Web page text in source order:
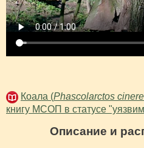
Коала (Phascolarctos
книгу МСОП в статусе
Описание и